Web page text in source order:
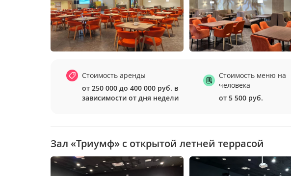
Стоимость аренды
от 250 000 до 400 000 руб. в
зависимости от дня недели
Стоимость меню на
человека
от 5 500 руб.
Зал «Триумф» с открытой летней террасой